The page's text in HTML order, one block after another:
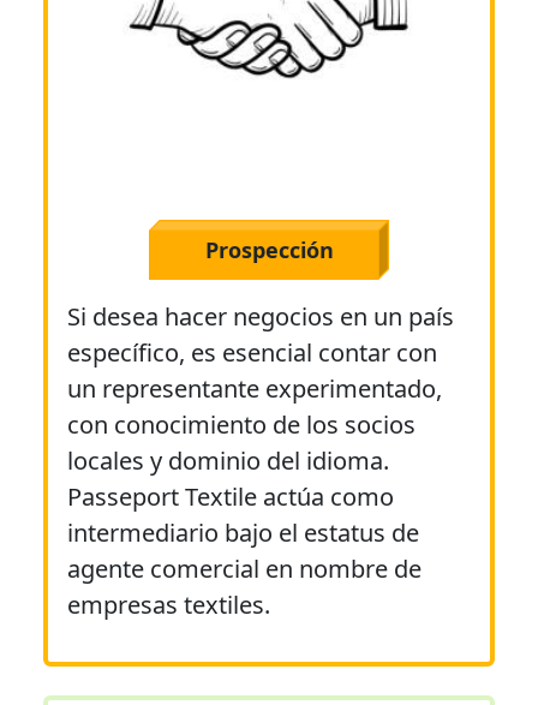
Prospección
Si desea hacer negocios en un país
específico, es esencial contar con
un representante experimentado,
con conocimiento de los socios
locales y dominio del idioma.
Passeport Textile actúa como
intermediario bajo el estatus de
agente comercial en nombre de
empresas textiles.